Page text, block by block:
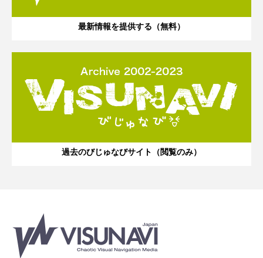
最新情報を提供する（無料）
過去のびじゅなびサイト（閲覧のみ）